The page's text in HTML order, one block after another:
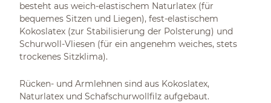
besteht aus weich-elastischem Naturlatex (für
bequemes Sitzen und Liegen), fest-elastischem
Kokoslatex (zur Stabilisierung der Polsterung) und
Schurwoll-Vliesen (für ein angenehm weiches, stets
trockenes Sitzklima).
Rücken- und Armlehnen sind aus Kokoslatex,
Naturlatex und Schafschurwollfilz aufgebaut.